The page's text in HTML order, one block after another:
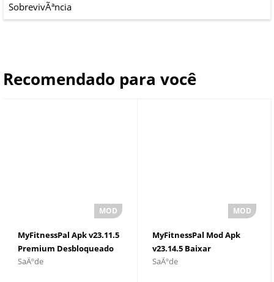
SobrevivÃªncia
Recomendado para você
MyFitnessPal Apk v23.11.5
Premium Desbloqueado
SaÃºde
MyFitnessPal Mod Apk
v23.14.5 Baixar
SaÃºde